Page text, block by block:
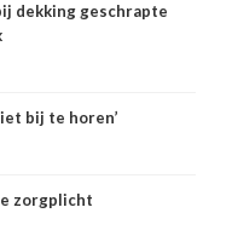
dekking geschrapte
bij te horen’
zorgplicht